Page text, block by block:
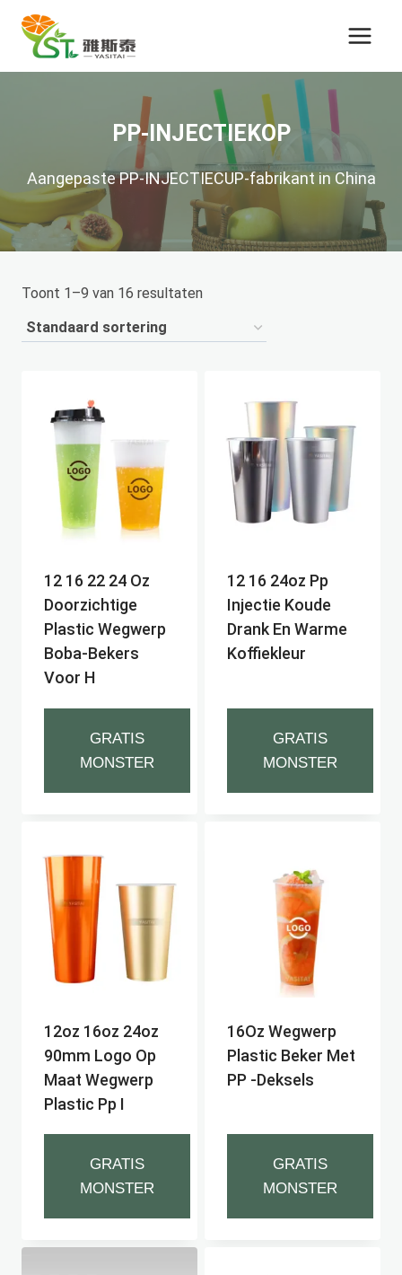
naar
PP-INJECTIEKOP
Aangepaste PP-INJECTIECUP-fabrikant in China
Toont 1–9 van 16 resultaten
12 16 22 24 Oz
Doorzichtige
Plastic Wegwerp
Boba-Bekers
Voor H
GRATIS
MONSTER
12 16 24oz Pp
Injectie Koude
Drank En Warme
Koffiekleur
GRATIS
MONSTER
12oz 16oz 24oz
90mm Logo Op
Maat Wegwerp
Plastic Pp I
GRATIS
MONSTER
16Oz Wegwerp
Plastic Beker Met
PP -deksels
GRATIS
MONSTER